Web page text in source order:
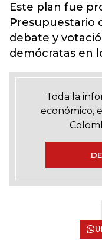
Este plan fue
Presupuestario
debate y
demócratas en
Toda la
económico,